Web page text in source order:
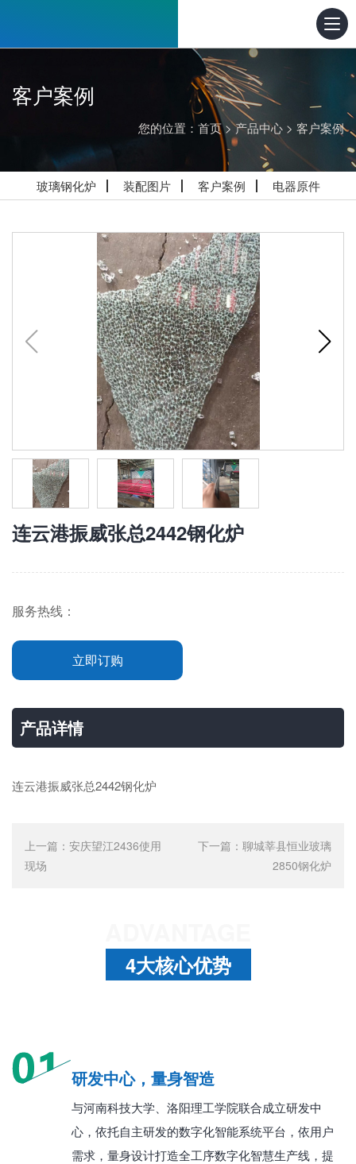
客户案例
您的位置：首页>产品中心 > 客户案例
玻璃钢化炉 装配图片 客户案例 电器原件
连云港振威张总2442钢化炉
服务热线：
立即订购
产品详情
连云港振威张总2442钢化炉
上一篇： 安庆望江2436使用
现场
下一篇： 聊城莘县恒业玻璃
2850钢化炉
4大核心优势
研发中心，量身智造
与河南科技大学、洛阳理工学院联合成立研发中
心，依托自主研发的数字化智能系统平台，依用户
需求，量身设计打造全工序数字化智慧生产线，提